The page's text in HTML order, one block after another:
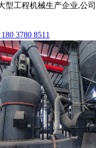
型工程机械生产企业,公
3780 8511